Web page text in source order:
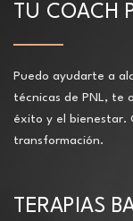
TU COACH
Puedo ayudarte a
técnicas de PNL, te
éxito y el bienestar.
transformación.
TERAPIAS